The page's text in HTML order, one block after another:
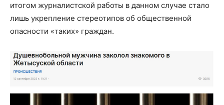
итогом журналистской работы в данном случае стало
лишь укрепление стереотипов об общественной
опасности «таких» граждан.